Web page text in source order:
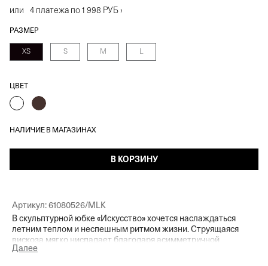
или 4 платежа по 1 998 РУБ ›
РАЗМЕР
XS S M L
ЦВЕТ
В КОРЗИНУ
НАЛИЧИЕ В МАГАЗИНАХ
Артикул: 61080526/MLK
В скульптурной юбке «Искусство» хочется наслаждаться
летним теплом и неспешным ритмом жизни. Струящаяся
вискоза мягко ниспадает благодаря асимметричной
драпировке, придающей образам динамичности.
Далее